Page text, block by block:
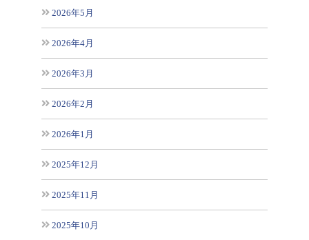
2026年5月
2026年4月
2026年3月
2026年2月
2026年1月
2025年12月
2025年11月
2025年10月